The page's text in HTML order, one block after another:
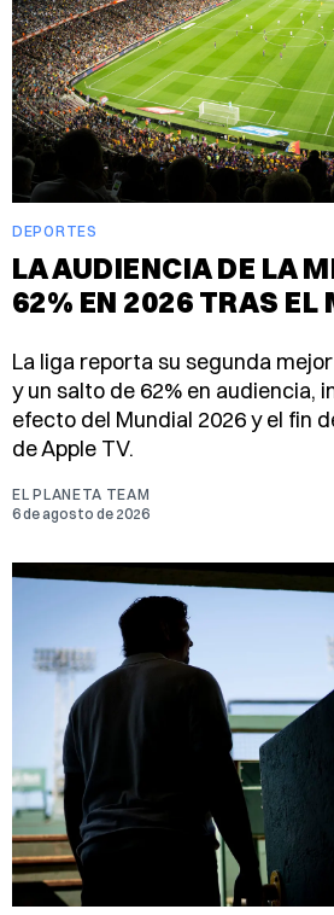
DEPORTES
LA AUDIENCIA DE LA
62% EN 2026 TRAS EL
La liga reporta su segunda
y un salto de 62% en audiencia,
efecto del Mundial 2026 y el fin
de Apple TV.
EL PLANETA TEAM
6 de agosto de 2026